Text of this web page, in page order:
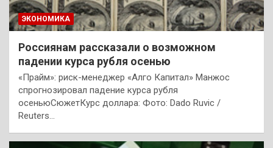
ЭКОНОМИКА
Россиянам рассказали о возможном
падении курса рубля осенью
«Прайм»: риск-менеджер «Алго Капитал» Манжос
спрогнозировал падение курса рубля
осеньюСюжетКурс доллара: Фото: Dado Ruvic /
Reuters…